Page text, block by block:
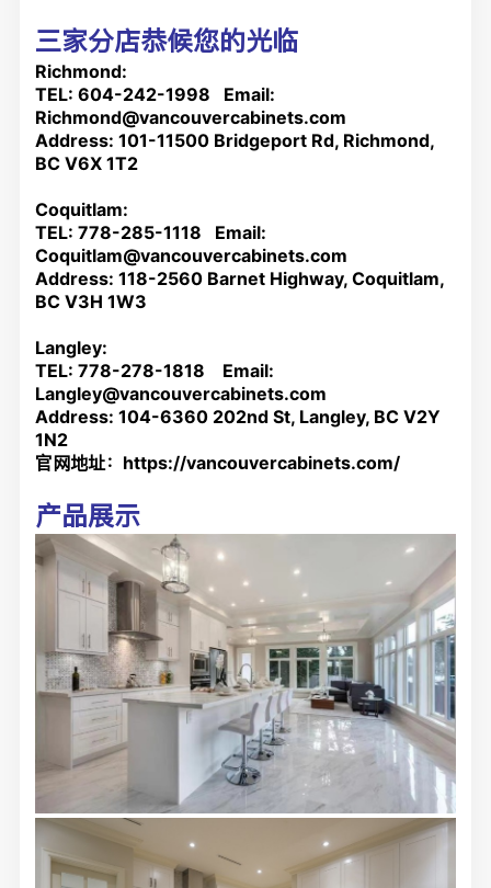
三家分店恭候您的光临
Richmond:
TEL: 604-242-1998 Email:
Richmond@vancouvercabinets.com
Address: 101-11500 Bridgeport Rd, Richmond,
BC V6X 1T2
Coquitlam:
TEL: 778-285-1118 Email:
Coquitlam@vancouvercabinets.com
Address: 118-2560 Barnet Highway, Coquitlam,
BC V3H 1W3
Langley:
TEL: 778-278-1818 Email:
Langley@vancouvercabinets.com
Address: 104-6360 202nd St, Langley, BC V2Y
1N2
官网地址： https://vancouvercabinets.com/
产品展示